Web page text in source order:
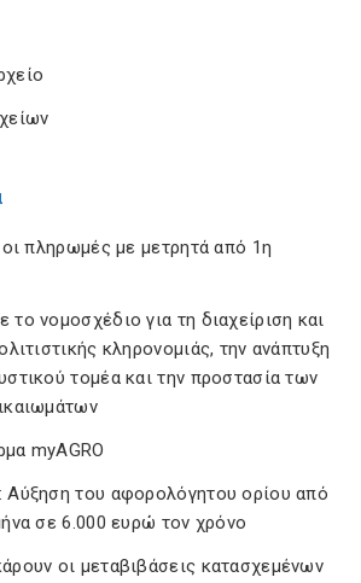
πληρωμές με μετρητά από 1η
νομοσχέδιο για τη διαχείριση και
κληρονομιάς, την ανάπτυξη
τομέα και την προστασία των
myAGRO
Αύξηση του αφορολόγητου ορίου από
σε 6.000 ευρώ τον χρόνο
οι μεταβιβάσεις κατασχεμένων